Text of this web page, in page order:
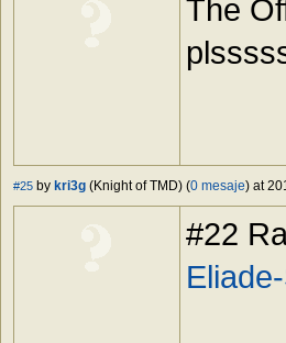
The
#25 by kri3g (Knight of TMD) (0 mesaje) at
#22